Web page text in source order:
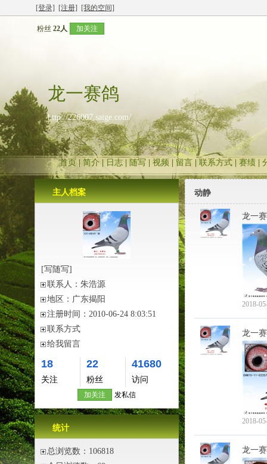
[登录] [注册] [我的空间]
粉丝 22人 加关注
龙一赛鸽
http://226007.saige.com/
首页 | 简介 日志 随写 视频 留言 联系方式 赛绩
主人档案
[写随写]
联系人： 朱浩源
地区： 广东揭阳
注册时间： 2010-06-24 8:03:51
联系方式
给我留言
18
关注
22
粉丝
41680
访问
加关注 发私信
统计
总浏览数：106818
动静
龙一
2018-
龙一
2018-
龙一